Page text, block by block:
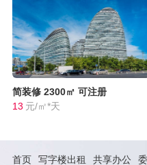
简装修 2300㎡ 可注册
13 元/㎡*天
首页 写字楼出租 共享办公